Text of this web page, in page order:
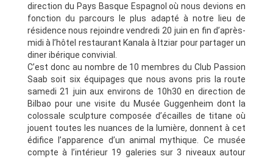
direction du Pays Basque Espagnol où nous devions en
fonction du parcours le plus adapté à notre lieu de
résidence nous rejoindre vendredi 20 juin en fin d’après-
midi à l’hôtel restaurant Kanala à Itziar pour partager un
diner ibérique convivial.
C’est donc au nombre de 10 membres du Club Passion
Saab soit six équipages que nous avons pris la route
samedi 21 juin aux environs de 10h30 en direction de
Bilbao pour une visite du Musée Guggenheim dont la
colossale sculpture composée d’écailles de titane où
jouent toutes les nuances de la lumière, donnent à cet
édifice l’apparence d’un animal mythique. Ce musée
compte à l’intérieur 19 galeries sur 3 niveaux autour